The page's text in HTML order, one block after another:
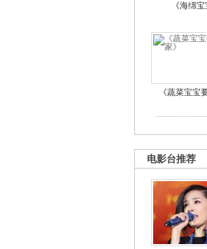
《海绵宝
《蔬菜宝宝
电影台推荐